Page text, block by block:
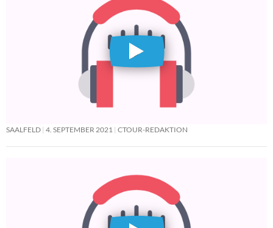
SAALFELD 4. SEPTEMBER 2021 CTOUR-REDAKTION